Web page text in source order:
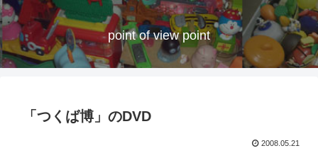
point of view point
「つくば博」のDVD
2008.05.21